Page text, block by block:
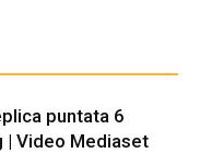
puntata 6
| Video Mediaset